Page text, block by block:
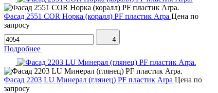
Фасад 2551 COR Норка (коралл) PF пластик Arpa Цена по
запросу
4
Подробнее
Фасад 2203 LU Минерал (глянец) PF пластик Arpa Цена по
запросу